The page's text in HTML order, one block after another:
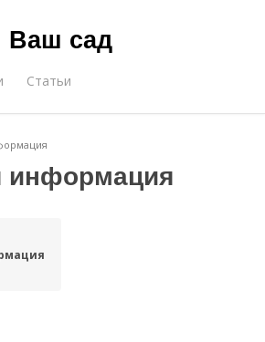
Ваш сад
Статьи
информация